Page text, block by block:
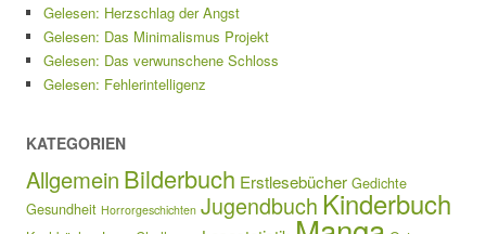
Gelesen: Herzschlag der Angst
Gelesen: Das Minimalismus Projekt
Gelesen: Das verwunschene Schloss
Gelesen: Fehlerintelligenz
KATEGORIEN
Allgemein Bilderbuch Erstlesebücher Gedichte
Gesundheit Horrorgeschichten Jugendbuch Kinderbuch